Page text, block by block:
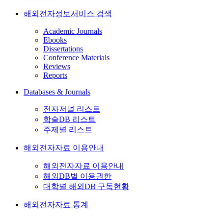
해외전자정보서비스 검색
Academic Journals
Ebooks
Dissertations
Conference Materials
Reviews
Reports
Databases & Journals
전자저널 리스트
학술DB 리스트
주제별 리스트
해외전자자료 이용안내
해외전자자료 이용안내
해외DB별 이용권한
대학별 해외DB 구독현황
해외전자자료 통계